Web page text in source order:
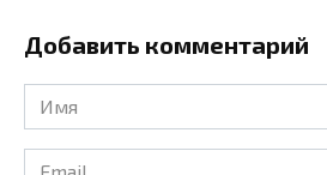
Добавить комментарий
Имя
*
Email